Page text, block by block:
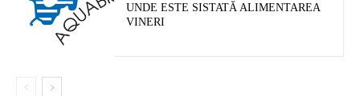
UNDE ESTE SISTATĂ ALIMENTAREA
VINERI